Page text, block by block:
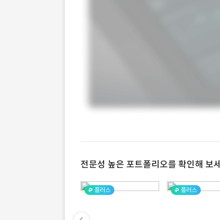
전문성 높은 포트폴리오를 확인해 보
플러스 플러스